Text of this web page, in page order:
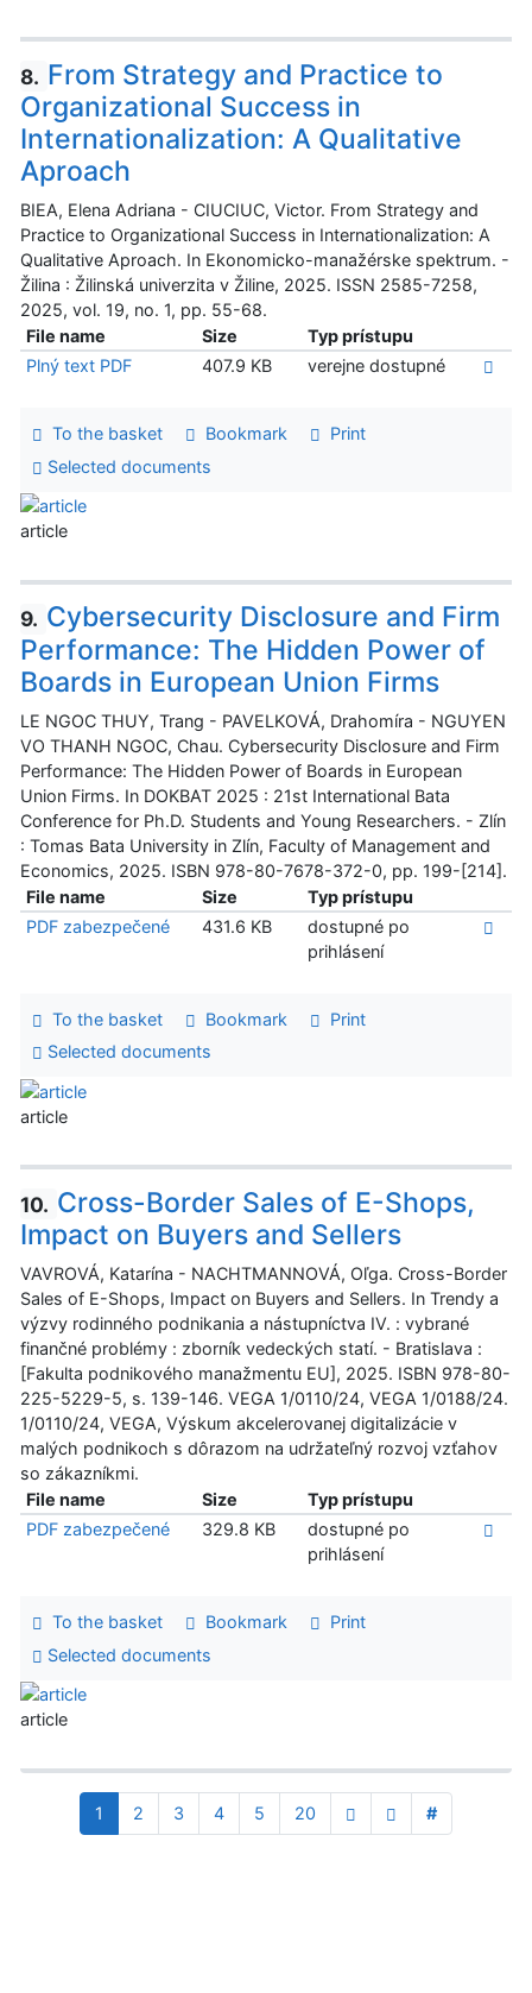
8. From Strategy and Practice to
Organizational Success in
Internationalization: A Qualitative
Aproach
BIEA, Elena Adriana - CIUCIUC, Victor. From Strategy and
Practice to Organizational Success in Internationalization: A
Qualitative Aproach. In Ekonomicko-manažérske spektrum. -
Žilina : Žilinská univerzita v Žiline, 2025. ISSN 2585-7258,
2025, vol. 19, no. 1, pp. 55-68.
File name
Size
Typ prístupu
Plný text PDF
407.9 KB verejne dostupné
To the basket Bookmark
Print
Selected documents
article
9. Cybersecurity Disclosure and Firm
Performance: The Hidden Power of
Boards in European Union Firms
LE NGOC THUY, Trang - PAVELKOVÁ, Drahomíra - NGUYEN
VO THANH NGOC, Chau. Cybersecurity Disclosure and Firm
Performance: The Hidden Power of Boards in European
Union Firms. In DOKBAT 2025 : 21st International Bata
Conference for Ph.D. Students and Young Researchers. - Zlín
: Tomas Bata University in Zlín, Faculty of Management and
Economics, 2025. ISBN 978-80-7678-372-0, pp. 199-[214].
File name
Size
Typ prístupu
PDF zabezpečené
431.6 KB
dostupné po
prihlásení
To the basket Bookmark
Print
Selected documents
article
10. Cross-Border Sales of E-Shops,
Impact on Buyers and Sellers
VAVROVÁ, Katarína - NACHTMANNOVÁ, Oľga. Cross-Border
Sales of E-Shops, Impact on Buyers and Sellers. In Trendy a
výzvy rodinného podnikania a nástupníctva IV. : vybrané
finančné problémy : zborník vedeckých statí. - Bratislava :
[Fakulta podnikového manažmentu EU], 2025. ISBN 978-80-
225-5229-5, s. 139-146. VEGA 1/0110/24, VEGA 1/0188/24.
1/0110/24, VEGA, Výskum akcelerovanej digitalizácie v
malých podnikoch s dôrazom na udržateľný rozvoj vzťahov
so zákazníkmi.
File name
Size
Typ prístupu
PDF zabezpečené
329.8 KB
dostupné po
prihlásení
To the basket Bookmark
Print
Selected documents
article
1 2 3 4 5 20 #